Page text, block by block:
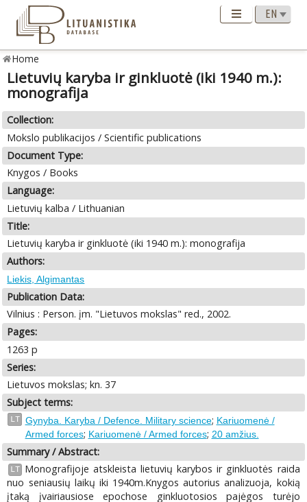
Home
Lietuvių karyba ir ginkluotė (iki 1940 m.):
monografija
Collection:
Mokslo publikacijos / Scientific publications
Document Type:
Knygos / Books
Language:
Lietuvių kalba / Lithuanian
Title:
Lietuvių karyba ir ginkluotė (iki 1940 m.): monografija
Authors:
Liekis, Algimantas
Publication Data:
Vilnius : Person. įm. "Lietuvos mokslas" red., 2002.
Pages:
1263 p
Series:
Lietuvos mokslas; kn. 37
Subject terms:
LT Gynyba. Karyba / Defence. Military science; Kariuomenė /
Armed forces; Kariuomenė / Armed forces; 20 amžius.
Summary / Abstract:
LT
Monografijoje atskleista lietuvių karybos ir ginkluotės raida
nuo seniausių laikų iki 1940m.Knygos autorius analizuoja, kokią
įtaką įvairiausiose epochose ginkluotosios pajėgos turėjo